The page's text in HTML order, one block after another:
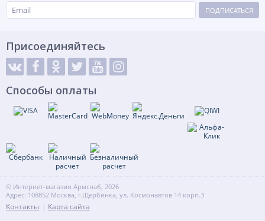
ПОДПИСАТЬСЯ
Присоединяйтесь
Способы оплаты
© Интернет-магазин Армснаб, 2026
Адрес: 108852 Москва, г.Щербинка, ул. Космонавтов 14 корп.3
Контакты Карта сайта